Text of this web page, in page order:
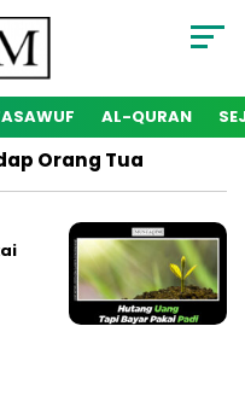
AL-QURAN
Orang Tua